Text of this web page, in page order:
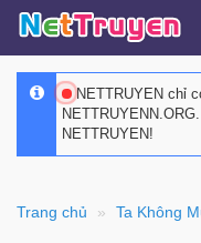
NETTRUYEN chỉ
NETTRUYEN!
Trang chủ Ta Không